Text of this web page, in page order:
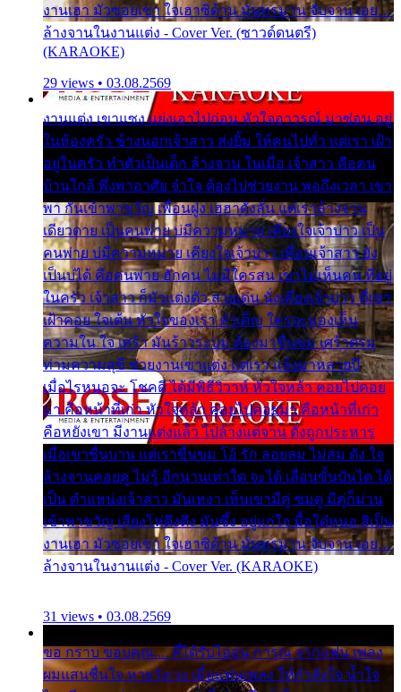
งานเฮา มัวซอยเขา ใจเฮาซิด้าน มันทรมาน จับจาน เอย…
ล้างจานในงานแต่ง - Cover Ver. (ซาวด์ดนตรี)
(KARAOKE)
29 views • 03.08.2569
งานแต่ง เขาแซง แย่งเอาไปก่อน หัวใจอาวรณ์ มาซ่อน อยู่
ในห้องครัว ข้างนอกเจ้าสาว ส่งยิ้ม ให้คนไปทั่ว แต่เรา เฝ้า
อยู่ในครัว ทำตัวเป็นเด็ก ล้างจาน ในเมื่อ เจ้าสาว คือคน
บ้านใกล้ พึ่งพาอาศัย จำใจ ต้องไปช่วยงาน พอถึงเวลา เขา
พา กันเข้าพาขวัญ เพื่อนฝูง เฮฮาดังลั่น แต่เราล้างจาน
เดียวดาย เป็นคนพ่าย บ่มีความหมาย เคียงใจเจ้าบ่าว เป็น
คนพ่าย บ่มีความหมาย เคียงใจเจ้าบ่าว เพื่อนเจ้าสาว ยัง
เป็นบ่ได้ คือคนพ่าย ฮักคน ไม่มีใครสน เขาไม่เห็นคน ที่อยู่
ในครัว เจ้าสาว ก็มัวแต่งตัว สวยเด่น นั่งเคียงเจ้าบ่าว ที่เขา
เฝ้าคอย ใจเต้น หัวใจของเรา ลำเค็ญ ใครจะมองเห็น
ความใน ใจ เศร้า มันร้าวระบม ต้องมาขื่นขม เศร้าตรม
ท่ามความสุขี ช่วยงานเขาแต่ง แต่เรา แล้งมาหลายปี
เมื่อไรหนอจะ โชคดี ได้มีพิธีวิวาห์ หัวใจหล้า คอยไปคอย
มา คือหน้าที่เก่า หัวใจหล้า คอยไปคอยมา คือหน้าที่เก่า
คือหยังเขา มีงานแต่งแล้ว ไปล้างแต่จาน ดั่งถูกประหาร
เมื่อเขาชื่นบาน แต่เราขื่นขม โอ้ รัก ลอยลม ไม่สม ดัง ใจ
ล้างจานคอยคู่ ไม่รู้ อีกนานเท่าใด จะได้ เลื่อนขั้นบันได ได้
เป็น ตำแหน่งเจ้าสาว มันเหงา เห็นเขามีคู่ ซมดู มีคู่ก็ม่วน
เข้าพาขวัญ เสียงโห่ตึงตึง มันซึ้ง อยู่แก่ใจ มื้อใด๋หนอ สิเป็น
งานเฮา มัวซอยเขา ใจเฮาซิด้าน มันทรมาน จับจาน เอย…
ล้างจานในงานแต่ง - Cover Ver. (KARAOKE)
31 views • 03.08.2569
ขอ กราบ ขอบคุณ.... ที่ได้รับไออุ่น การุณ จากแฟน เพลง
ผมแสนชื่นใจ หายวังเวง เมื่อแฟนเพลง ให้กำลังใจ น้ำใจ